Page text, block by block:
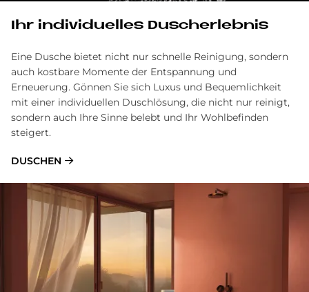
Ihr in­di­vi­du­el­les Du­sch­er­leb­nis
Eine Dusche bietet nicht nur schnelle Reinigung, sondern
auch kostbare Momente der Entspannung und
Erneuerung. Gönnen Sie sich Luxus und Bequemlichkeit
mit einer individuellen Duschlösung, die nicht nur reinigt,
sondern auch Ihre Sinne belebt und Ihr Wohlbefinden
steigert.
DUSCHEN